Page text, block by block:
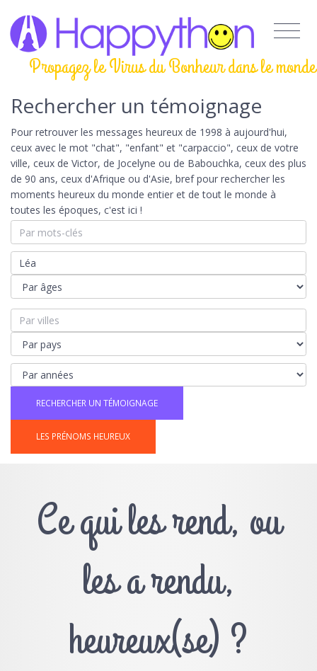
Propagez le Virus du Bonheur dans le monde
Rechercher un témoignage
Pour retrouver les messages heureux de 1998 à aujourd'hui,
ceux avec le mot "chat", "enfant" et "carpaccio", ceux de votre
ville, ceux de Victor, de Jocelyne ou de Babouchka, ceux des plus
de 90 ans, ceux d'Afrique ou d'Asie, bref pour rechercher les
moments heureux du monde entier et de tout le monde à
toutes les époques, c'est ici !
LES PRÉNOMS HEUREUX
Ce qui les rend, ou
les a rendu,
heureux(se) ?